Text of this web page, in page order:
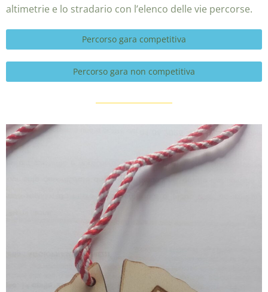
altimetrie e lo stradario con l’elenco delle vie percorse.
Percorso gara competitiva
Percorso gara non competitiva